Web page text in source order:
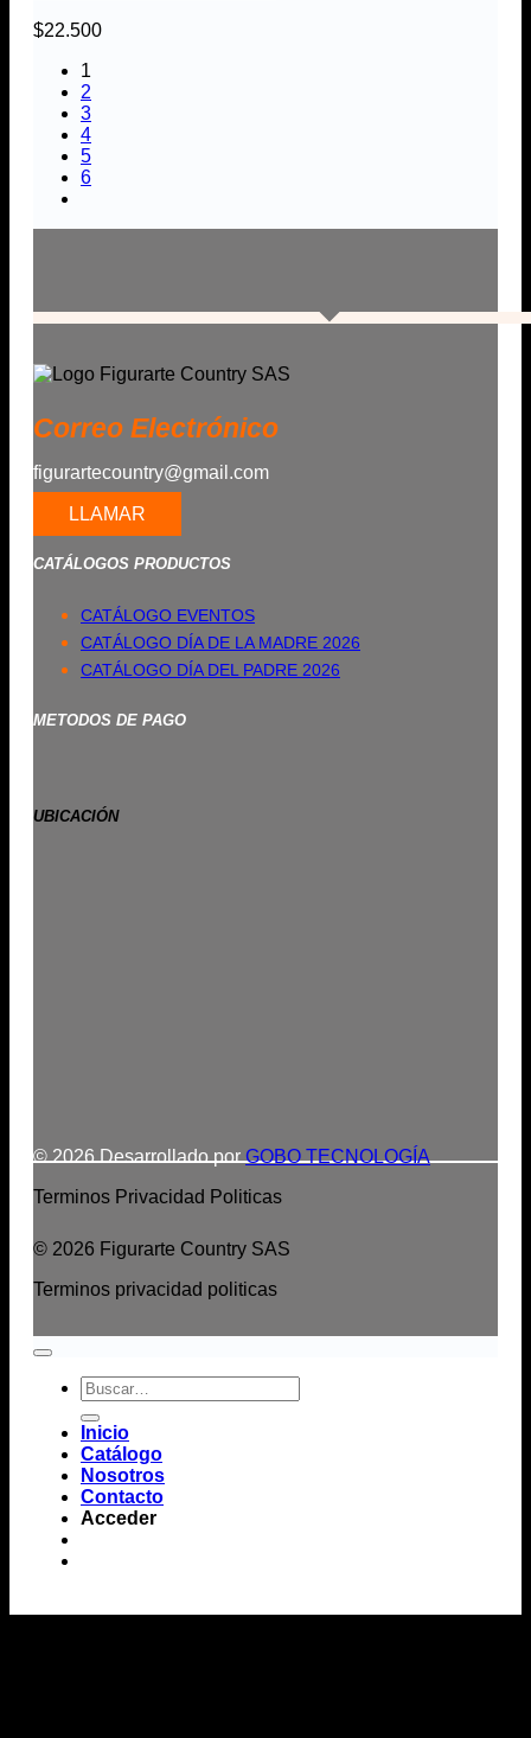
$22.500
1
2
3
4
5
6
Correo Electrónico
figurartecountry@gmail.com
LLAMAR
CATÁLOGOS PRODUCTOS
CATÁLOGO EVENTOS
CATÁLOGO DÍA DE LA MADRE 2026
CATÁLOGO DÍA DEL PADRE 2026
METODOS DE PAGO
UBICACIÓN
© 2026 Desarrollado porGOBO TECNOLOGÍA
Terminos Privacidad Politicas
© 2026 Figurarte Country SAS
Terminos privacidad politicas
Buscar
por:
Inicio
Catálogo
Nosotros
Contacto
Acceder